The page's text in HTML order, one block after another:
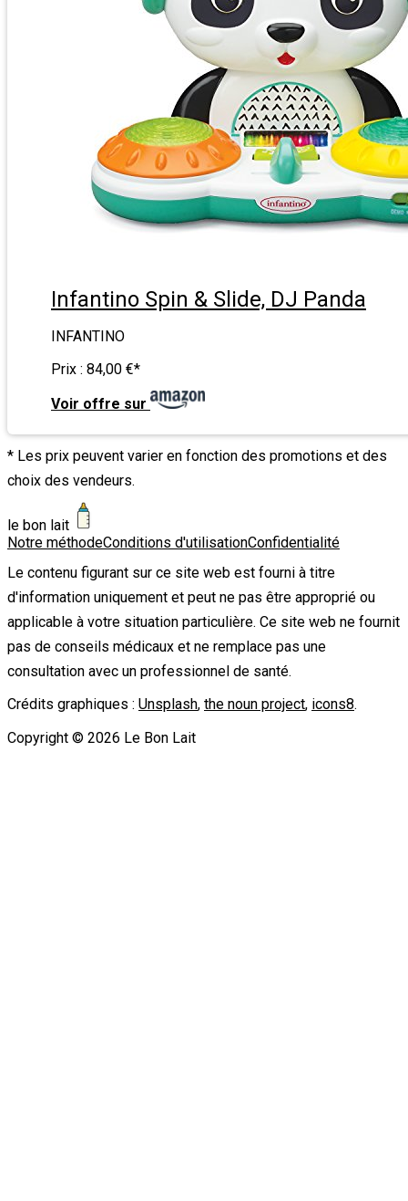
Infantino Spin & Slide, DJ Panda
INFANTINO
Prix : 84,00 €*
Voir offre sur
* Les prix peuvent varier en fonction des promotions et des
choix des vendeurs.
le bon lait
Notre méthodeConditions d'utilisationConfidentialité
Le contenu figurant sur ce site web est fourni à titre
d'information uniquement et peut ne pas être approprié ou
applicable à votre situation particulière. Ce site web ne fournit
pas de conseils médicaux et ne remplace pas une
consultation avec un professionnel de santé.
Crédits graphiques : Unsplash, the noun project, icons8.
Copyright © 2026 Le Bon Lait